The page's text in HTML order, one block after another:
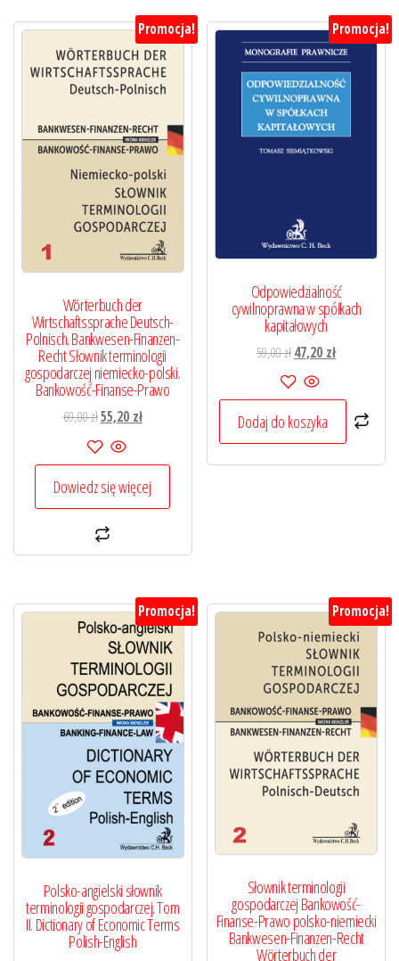
Promocja!
Wörterbuch der
Wirtschaftssprache Deutsch-
Polnisch. Bankwesen-Finanzen-
Recht Słownik terminologii
gospodarczej niemiecko-polski.
Bankowość-Finanse-Prawo
69,00złPierwotna
cena
wynosiła:
69,00 zł.
55,20 złAktualna
55,20 zł.
Dowiedz się więcej
Promocja!
Odpowiedzialność
cywilnoprawna w spółkach
kapitałowych
59,00złPierwotna
cena
wynosiła:
59,00 zł.
47,20 złAktualna
47,20 zł.
Dodaj do koszyka
Promocja!
Polsko-angielski słownik
terminologii gospodarczej. Tom
II. Dictionary of Economic Terms
Polish-English
Promocja!
Słownik terminologii
gospodarczej Bankowość-
Finanse-Prawo polsko-niemiecki
Bankwesen-Finanzen-Recht
Wörterbuch der